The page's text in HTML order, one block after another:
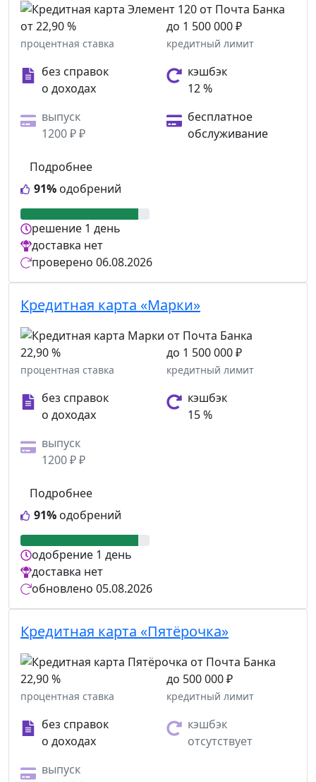
от 22,90 %
процентная ставка
до 1 500 000 ₽
кредитный лимит
без справок
о доходах
кэшбэк
12 %
выпуск
1200 ₽ ₽
бесплатное
обслуживание
91% одобрений
Подробнее
решение 1 день
доставка нет
проверено 06.08.2026
Кредитная карта «Марки»
22,90 %
процентная ставка
до 1 500 000 ₽
кредитный лимит
без справок
о доходах
кэшбэк
15 %
выпуск
1200 ₽ ₽
91% одобрений
Подробнее
одобрение 1 день
доставка нет
обновлено 05.08.2026
Кредитная карта «Пятёрочка»
22,90 %
процентная ставка
до 500 000 ₽
кредитный лимит
без справок
о доходах
кэшбэк
отсутствует
выпуск